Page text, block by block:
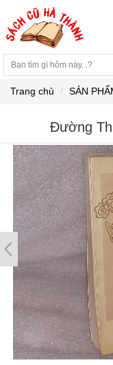
Trang chủ SẢN
Đường